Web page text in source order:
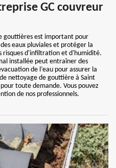
GC couvreur
gouttières est important pour
eaux pluviales et protéger la
risques d'infiltration et d'humidité.
installée peut entraîner des
de l’eau pour assurer la
nettoyage de gouttière à Saint
toute demande. Vous pouvez
de nos professionnels.